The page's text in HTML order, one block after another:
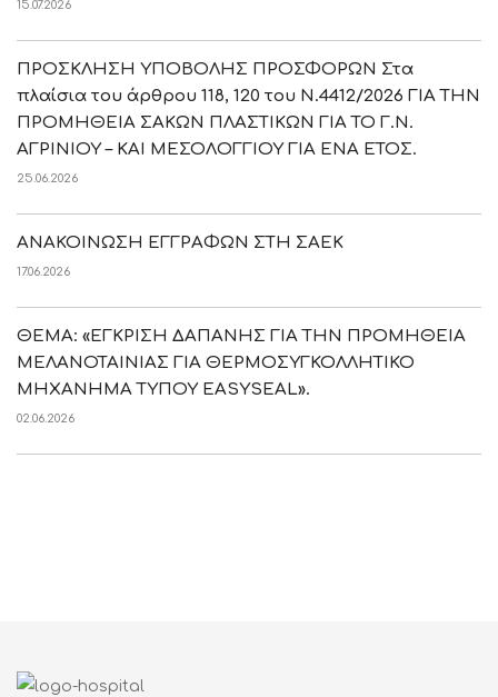
15.07.2026
ΠΡΟΣΚΛΗΣΗ ΥΠΟΒΟΛΗΣ ΠΡΟΣΦΟΡΩΝ Στα
πλαίσια του άρθρου 118, 120 του Ν.4412/2026 ΓΙΑ ΤΗΝ
ΠΡΟΜΗΘΕΙΑ ΣΑΚΩΝ ΠΛΑΣΤΙΚΩΝ ΓΙΑ ΤΟ Γ.Ν.
ΑΓΡΙΝΙΟΥ – ΚΑΙ ΜΕΣΟΛΟΓΓΙΟΥ ΓΙΑ ΕΝΑ ΕΤΟΣ.
25.06.2026
ΑΝΑΚΟΙΝΩΣΗ ΕΓΓΡΑΦΩΝ ΣΤΗ ΣΑΕΚ
17.06.2026
ΘΕΜΑ: «ΕΓΚΡΙΣΗ ΔΑΠΑΝΗΣ ΓΙΑ ΤΗΝ ΠΡΟΜΗΘΕΙΑ
ΜΕΛΑΝΟΤΑΙΝΙΑΣ ΓΙΑ ΘΕΡΜΟΣΥΓΚΟΛΛΗΤΙΚΟ
ΜΗΧΑΝΗΜΑ ΤΥΠΟΥ EASYSEAL».
02.06.2026